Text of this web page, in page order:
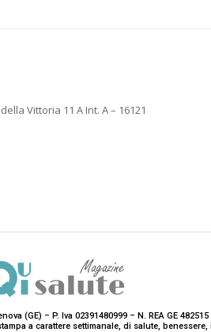
Vittoria 11 A Int. A – 16121
(GE) – P. Iva 02391480999 – N. REA GE
a carattere settimanale, di salute,